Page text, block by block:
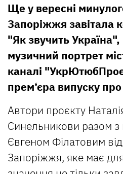
Ще у вересні
Запоріжжя завітала
"Як звучить
музичний портрет
каналі
прем‘єра випуску
Автори проєкту
Синельникови разом
Євгеном Філатовим
Запоріжжя, яке має